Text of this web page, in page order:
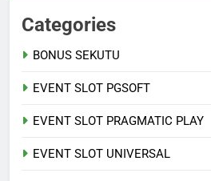
Categories
BONUS SEKUTU
EVENT SLOT PGSOFT
EVENT SLOT PRAGMATIC PLAY
EVENT SLOT UNIVERSAL